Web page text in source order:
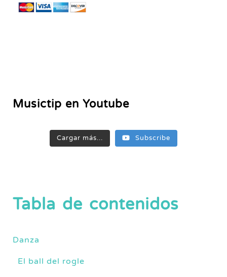
Musictip en Youtube
Cargar más... Subscribe
Tabla de contenidos
Danza
El ball del rogle